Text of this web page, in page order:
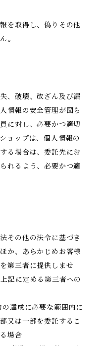
を取得し、偽りその他
。
、破壊、改ざん及び漏
情報の安全管理が図ら
に対し、必要かつ適切
ョップは、個人情報の
る場合は、委託先にお
れるよう、必要かつ適
その他の法令に基づき
か、あらかじめお客様
第三者に提供しませ
記に定める第三者への
の達成に必要な範囲内に
又は一部を委託するこ
場合